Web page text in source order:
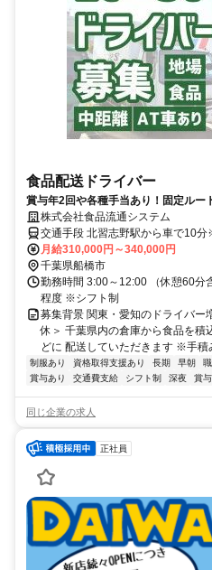
食品配送ドライバー
賞与年2回や各種手当あり！固定ルー
務 株式会社食品流通システム
交通手段 北習志野駅から車で10分
・東葉高速鉄道「北習志野駅」 ・
月給310,000円～340,000円
千葉県船橋市
勤務時間 3:00～12:00 （休憩60
程度 ※シフト制
募集背景 関東・愛知のドライバー
休＞ 千葉県内の倉庫から食品を積
どに 配送していただきます ※手
制服あり 資格取得支援あり 長期 早朝
賞与あり
交通費支給 シフト制 深夜 賞
同じ企業の求人
正社員